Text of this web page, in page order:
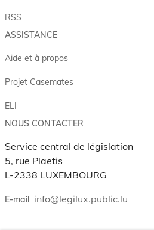
RSS
ASSISTANCE
Aide et à propos
Projet Casemates
ELI
NOUS CONTACTER
Service central de législation
5, rue Plaetis
L-2338 LUXEMBOURG
E-mail info@legilux.public.lu